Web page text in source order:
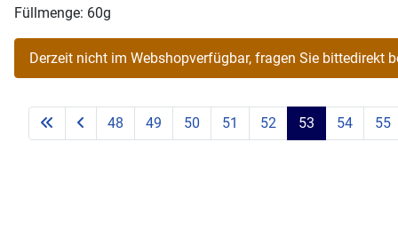
Füllmenge: 60g
48 49 50 51 52 53 54 55